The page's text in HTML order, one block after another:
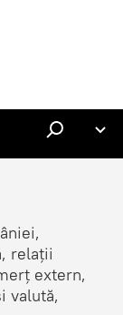
relații
extern,
valută,